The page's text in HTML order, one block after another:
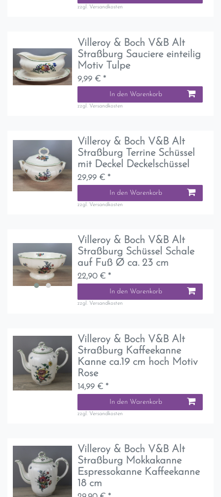
zzgl. Versandkosten
Villeroy & Boch V&B Alt
Straßburg Sauciere einteilig
Motiv Tulpe
9,99 € *
In den Warenkorb
zzgl. Versandkosten
Villeroy & Boch V&B Alt
Straßburg Terrine Schüssel
mit Deckel Deckelschüssel
29,99 € *
In den Warenkorb
zzgl. Versandkosten
Villeroy & Boch V&B Alt
Straßburg Schüssel Schale
auf Fuß Ø ca. 23 cm
22,90 € *
In den Warenkorb
zzgl. Versandkosten
Villeroy & Boch V&B Alt
Straßburg Kaffeekanne
Kanne ca.19 cm hoch Motiv
Rose
14,99 € *
In den Warenkorb
zzgl. Versandkosten
Villeroy & Boch V&B Alt
Straßburg Mokkakanne
Espressokanne Kaffeekanne
18 cm